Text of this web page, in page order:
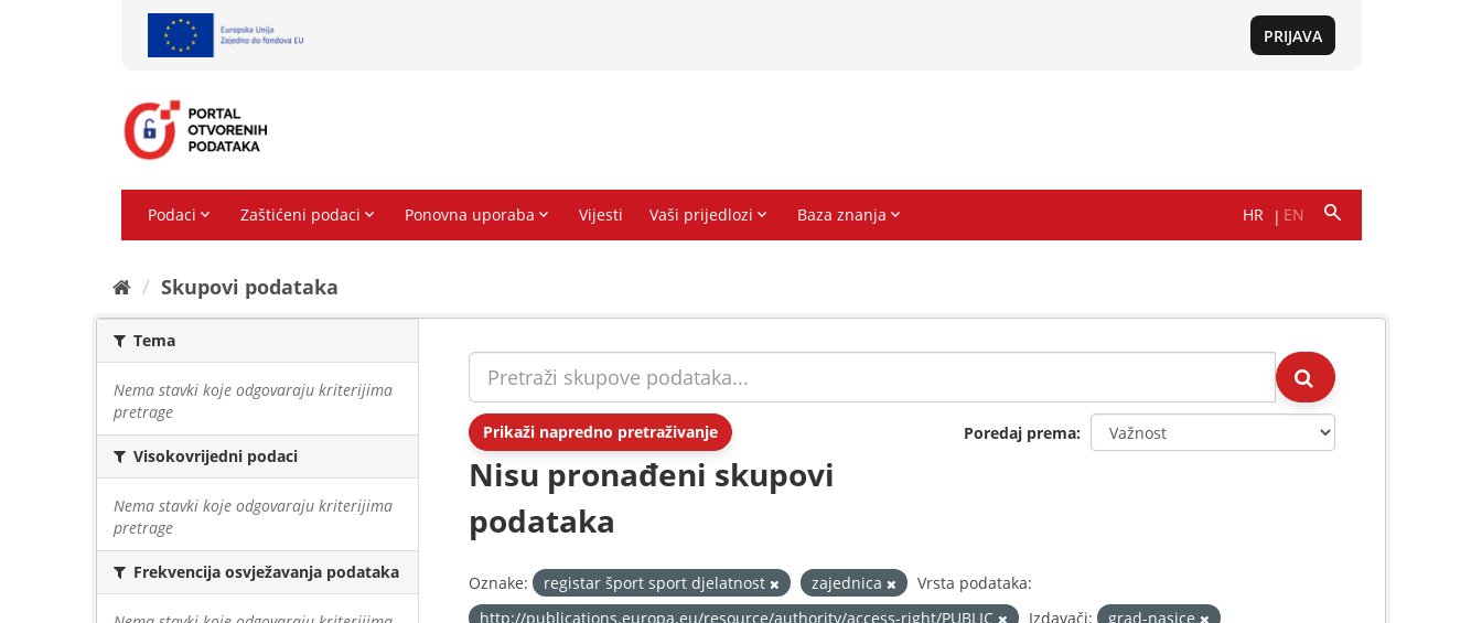
Skupovi podаtаkа
Tema
Nema stavki koje odgovaraju kriterijima
pretrage
Visokovrijedni podaci
Nema stavki koje odgovaraju kriterijima
pretrage
Frekvencija osvježavanja podataka
Prikaži napredno pretraživanje Poredaj prema
Nisu pronađeni skupovi
podataka
Oznake: registar šport sport djelatnost zajednica
Vrsta podataka:
http://publications.europa.eu/resource/authority/access-right/PUBLIC
Izdavači: grad-nasice